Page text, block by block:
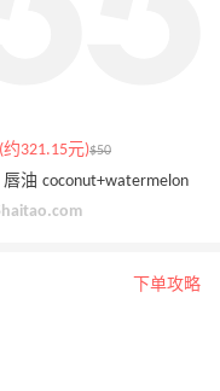
约321.15元)$50
唇油 coconut+watermelon
下单攻略